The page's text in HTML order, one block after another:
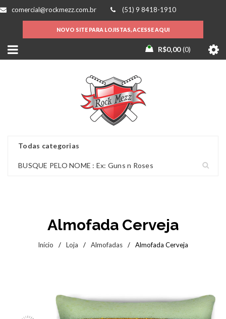
comercial@rockmezz.com.br (51) 9 8418-1910
NOVO SITE PARA LOJISTAS, ACESSE AQUI
R$0,00 0
Almofada Cerveja
Início / Loja / Almofadas / Almofada Cerveja